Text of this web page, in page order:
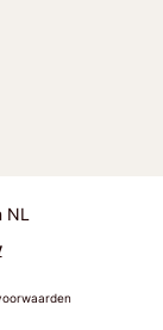
NL